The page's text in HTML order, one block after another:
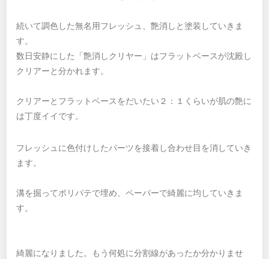
続いて調色した無名用フレッシュ、艶消しと塗装していきま
す。
数日安静にした「艶消しクリヤー」はフラットベースが沈殿し
クリアーと分かれます。
クリアーとフラットベースをだいたい２：１くらいが肌の艶に
は丁度イイです。
フレッシュに色付けしたパーツを接着し合わせ目を消していき
ます。
溝を掘ってポリパテで埋め、ペーパーで綺麗に均していきま
す。
綺麗になりました。もう何処に分割線があったか分かりませ